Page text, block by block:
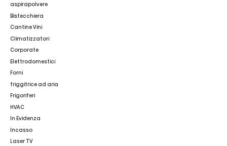
aspirapolvere
Bistecchiera
Cantine Vini
Climatizzatori
Corporate
Elettrodomestici
Forni
friggitrice ad aria
Frigoriferi
HVAC
In Evidenza
Incasso
Laser TV